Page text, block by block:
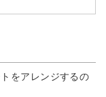
をアレンジするの